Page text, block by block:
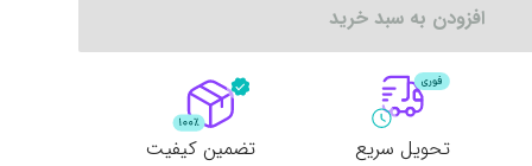
افزودن به سبد خرید
تحویل سریع تضمین کیفیت